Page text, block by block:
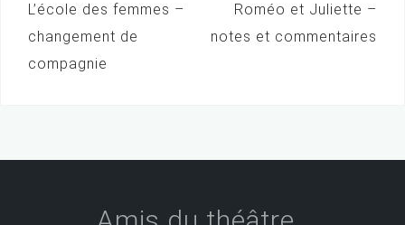
N
a
L’école des femmes –
changement de
compagnie
Roméo et Juliette –
notes et commentaires